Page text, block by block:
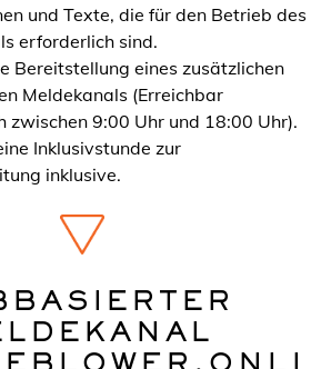
und Texte, die für den Betrieb des
erforderlich sind.
Bereitstellung eines zusätzlichen
Meldekanals (Erreichbar
zwischen 9:00 Uhr und 18:00 Uhr).
Inklusivstunde zur
inklusive.